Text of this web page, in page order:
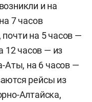
и на
7 часов
на 5 часов —
12 часов — из
Аты, на 6 часов —
рейсы из
Алтайска,